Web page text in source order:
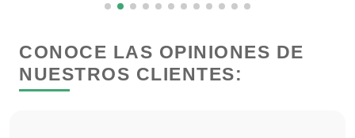
Electricidad y Plomería
CONOCE LAS OPINIONES DE
NUESTROS CLIENTES: